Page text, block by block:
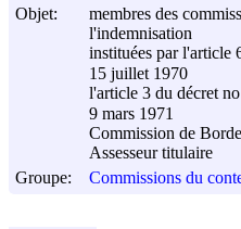
Objet:
membres des
l'indemnisation
instituées par l'article
15 juillet 1970
l'article 3 du décret
9 mars 1971
Commission de
Assesseur titulaire
Groupe:
Commissions du